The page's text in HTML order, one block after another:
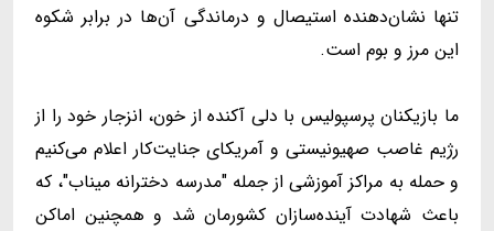
تنها نشان‌دهنده استیصال و درماندگی آن‌ها در برابر شکوه
این مرز و بوم است.
ما بازیکنان پرسپولیس با دلی آکنده از خون، انزجار خود را از
رژیم غاصب صهیونیستی و آمریکای جنایت‌کار اعلام می‌کنیم
و حمله به مراکز آموزشی از جمله "مدرسه دخترانه میناب"، که
باعث شهادت آینده‌سازان کشورمان شد و همچنین اماکن